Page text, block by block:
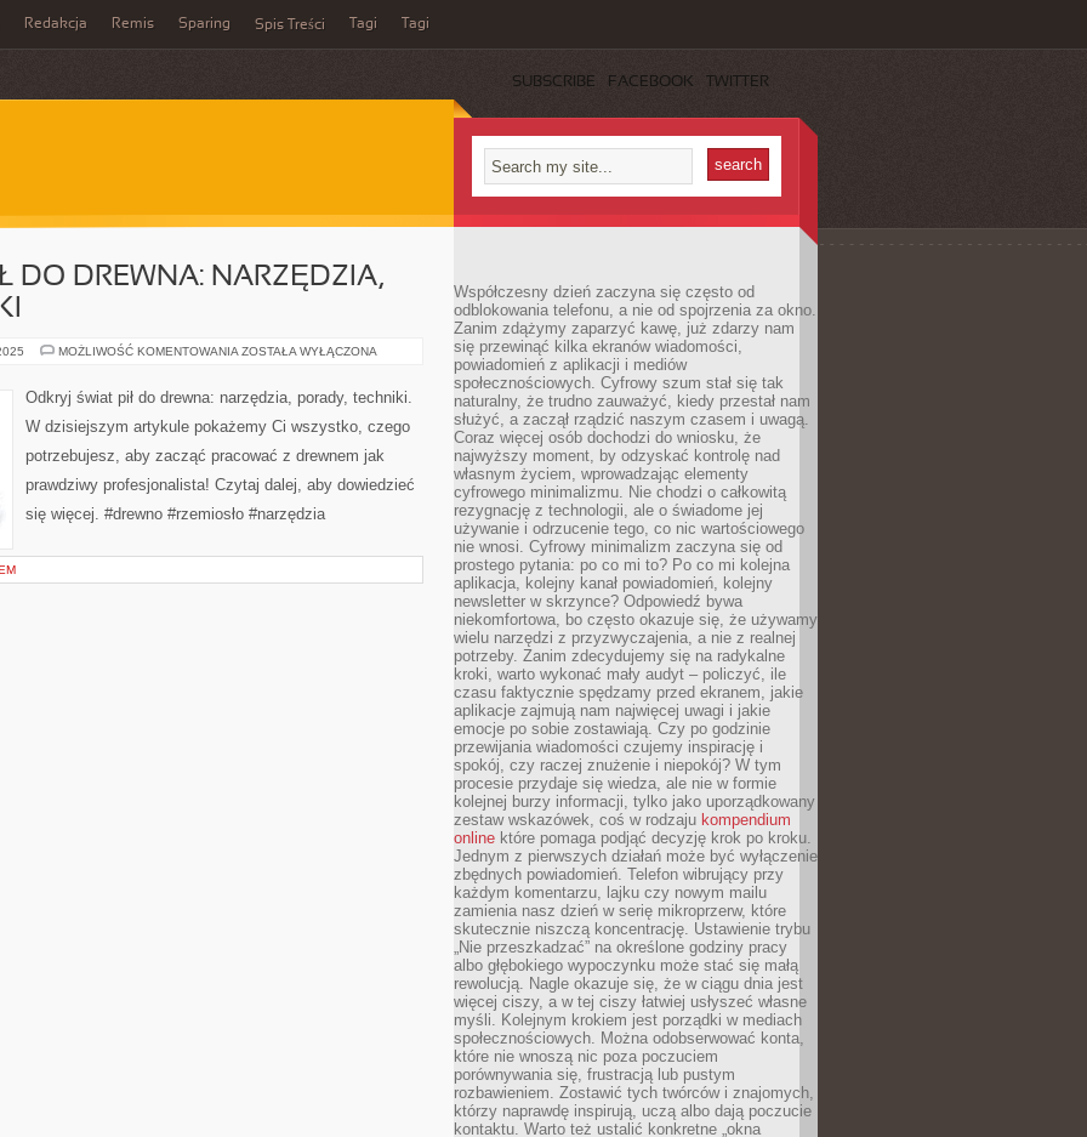
Redakcja Remis Sparing Spis Treści Tagi Tagi
SUBSCRIBE FACEBOOK TWITTER
DO DREWNA: NARZĘDZIA,
MOŻLIWOŚĆ KOMENTOWANIA ODKRYJ
DREWNA:
PORADY,
ZOSTAŁA WYŁĄCZONA
Odkryj świat pił do drewna: narzędzia, porady, techniki.
W dzisiejszym artykule pokażemy Ci wszystko, czego
potrzebujesz, aby zacząć pracować z drewnem jak
prawdziwy profesjonalista! Czytaj dalej, aby dowiedzieć
się więcej. #drewno #rzemiosło #narzędzia
Współczesny dzień zaczyna się często od
odblokowania telefonu, a nie od spojrzenia za okno.
Zanim zdążymy zaparzyć kawę, już zdarzy nam
się przewinąć kilka ekranów wiadomości,
powiadomień z aplikacji i mediów
społecznościowych. Cyfrowy szum stał się tak
naturalny, że trudno zauważyć, kiedy przestał nam
służyć, a zaczął rządzić naszym czasem i uwagą.
Coraz więcej osób dochodzi do wniosku, że
najwyższy moment, by odzyskać kontrolę nad
własnym życiem, wprowadzając elementy
cyfrowego minimalizmu. Nie chodzi o całkowitą
rezygnację z technologii, ale o świadome jej
używanie i odrzucenie tego, co nic wartościowego
nie wnosi. Cyfrowy minimalizm zaczyna się od
prostego pytania: po co mi to? Po co mi kolejna
aplikacja, kolejny kanał powiadomień, kolejny
newsletter w skrzynce? Odpowiedź bywa
niekomfortowa, bo często okazuje się, że używamy
wielu narzędzi z przyzwyczajenia, a nie z realnej
potrzeby. Zanim zdecydujemy się na radykalne
kroki, warto wykonać mały audyt – policzyć, ile
czasu faktycznie spędzamy przed ekranem, jakie
aplikacje zajmują nam najwięcej uwagi i jakie
emocje po sobie zostawiają. Czy po godzinie
przewijania wiadomości czujemy inspirację i
spokój, czy raczej znużenie i niepokój? W tym
procesie przydaje się wiedza, ale nie w formie
kolejnej burzy informacji, tylko jako uporządkowany
zestaw wskazówek, coś w rodzaju kompendium
online które pomaga podjąć decyzję krok po kroku.
Jednym z pierwszych działań może być wyłączenie
zbędnych powiadomień. Telefon wibrujący przy
każdym komentarzu, lajku czy nowym mailu
zamienia nasz dzień w serię mikroprzerw, które
skutecznie niszczą koncentrację. Ustawienie trybu
„Nie przeszkadzać” na określone godziny pracy
albo głębokiego wypoczynku może stać się małą
rewolucją. Nagle okazuje się, że w ciągu dnia jest
więcej ciszy, a w tej ciszy łatwiej usłyszeć własne
myśli. Kolejnym krokiem jest porządki w mediach
społecznościowych. Można odobserwować konta,
które nie wnoszą nic poza poczuciem
porównywania się, frustracją lub pustym
rozbawieniem. Zostawić tych twórców i znajomych,
którzy naprawdę inspirują, uczą albo dają poczucie
kontaktu. Warto też ustalić konkretne „okna